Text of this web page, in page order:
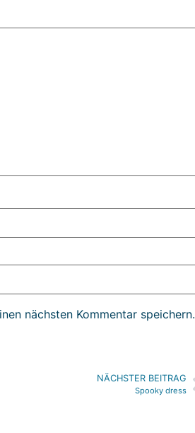
nächsten Kommentar speichern.
NÄCHSTER BEITRAG
Spooky dress